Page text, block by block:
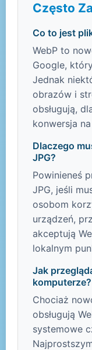
Często
Co to jest
WebP to
Google,
Jednak
obrazów i
obsługują,
konwersja
Dlaczego
JPG?
Powinieneś
JPG, jeśli
osobom
urządzeń,
akceptują
lokalnym
Jak
komputerze?
Chociaż
obsługują
systemowe